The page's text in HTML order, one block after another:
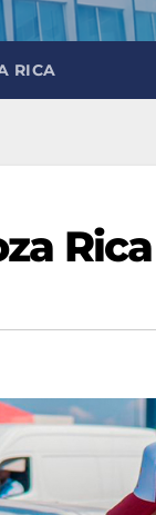
RICA
Rica